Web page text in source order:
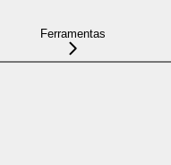
Ferramentas